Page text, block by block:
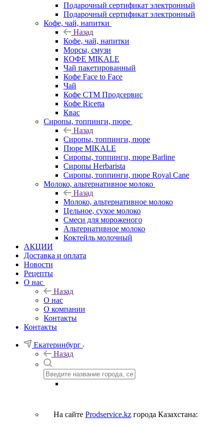
Подарочный сертификат электронный
Подарочный сертификат электронный
Кофе, чай, напитки
Назад
Кофе, чай, напитки
Морсы, смузи
КОФЕ MIKALE
Чай пакетированный
Кофе Face to Face
Чай
Кофе СТМ Продсервис
Кофе Ricetta
Квас
Сиропы, топпинги, пюре
Назад
Сиропы, топпинги, пюре
Пюре MIKALE
Сиропы, топпинги, пюре Barline
Сиропы Herbarista
Сиропы, топпинги, пюре Royal Cane
Молоко, альтернативное молоко
Назад
Молоко, альтернативное молоко
Цельное, сухое молоко
Смеси для мороженого
Альтернативное молоко
Коктейль молочный
АКЦИИ
Доставка и оплата
Новости
Рецепты
О нас
Назад
О нас
О компании
Контакты
Контакты
Екатеринбург
Назад
На сайте Prodservice.kz города Казахстана: